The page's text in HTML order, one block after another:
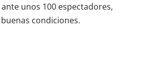
unos 100 espectadores,
condiciones.